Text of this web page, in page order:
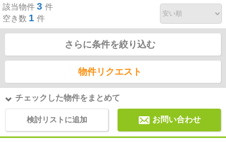
該当物件 3 件
空き数 1 件
さらに条件を絞り込む
物件リクエスト
チェックした物件をまとめて
検討リストに追加 お問い合わせ